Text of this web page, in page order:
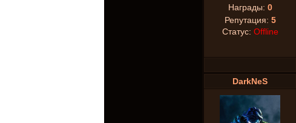
Награды: 0
Репутация: 5
Статус: Offline
DarkNeS